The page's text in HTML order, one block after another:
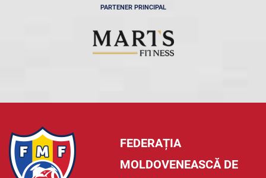
PARTENER PRINCIPAL
FEDERAȚIA
MOLDOVENEASCĂ DE